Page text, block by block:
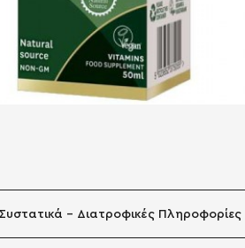
Συστατικά - Διατροφικές Πληροφορίες